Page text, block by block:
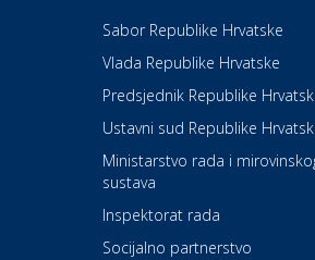
Kultura i edukacija
Kazalište Kerempuh
Kultura i edukacija
Kazalište ZKM
Auto-moto i tehnika
Sabor Republike Hrvatske
Vlada Republike Hrvatske
Predsjednik Republike
Ustavni sud Republike
Ministarstvo rada i
sustava
Inspektorat rada
Socijalno partnerstvo